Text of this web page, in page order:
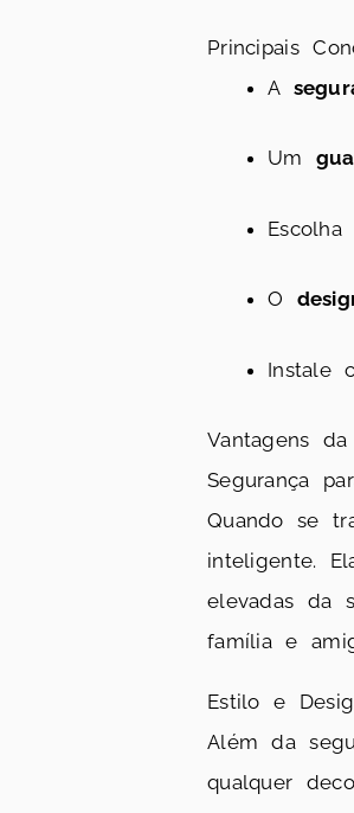
Principais
A
Um
Escolha
O
Instale
Vantagens
Segurança
Quando se
inteligente.
elevadas da
família e
Estilo e
Além da
qualquer